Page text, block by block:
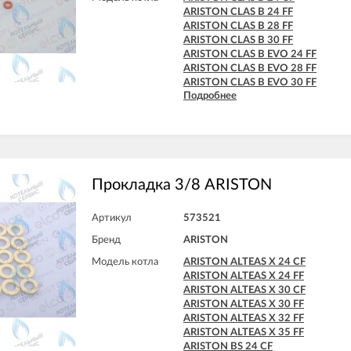
ARISTON CLAS EVO 28 FF
ARISTON CLAS EVO SYSTEM 24 CF
ARISTON CLAS EVO SYSTEM 24 FF
ARISTON CLAS EVO SYSTEM 28 CF
ARISTON CLAS EVO SYSTEM 28 FF
ARISTON CLAS EVO SYSTEM 32 FF
ARISTON CLAS SYSTEM 15 CF
ARISTON CLAS X 24 FF
ARISTON CLAS X 35 FF
ARISTON CLAS X SYSTEM 24 FF
ARISTON CLAS X SYSTEM 28 CF
ARISTON CLAS X SYSTEM 28 FF
ARISTON CLAS X SYSTEM 32 FF
ARISTON EGIS PLUS 24 CF
ARISTON EGIS PLUS 24 CF-EU
ARISTON EGIS PLUS 24 FF
ARISTON GENIA MAXI 24/60 BFFI
ARISTON CLAS B 24 FF
ARISTON CLAS B 28 FF
ARISTON CLAS B 30 FF
ARISTON CLAS B EVO 24 FF
ARISTON CLAS B EVO 28 FF
ARISTON CLAS B EVO 30 FF
ARISTON CLAS B X 24 FF
Подробнее
Прокладка 3/8 ARISTON
Артикул 573521
Бренд ARISTON
Модель котла
ARISTON ALTEAS X 24 CF
ARISTON ALTEAS X 24 FF
ARISTON ALTEAS X 30 CF
ARISTON ALTEAS X 30 FF
ARISTON ALTEAS X 32 FF
ARISTON ALTEAS X 35 FF
ARISTON BS 24 CF